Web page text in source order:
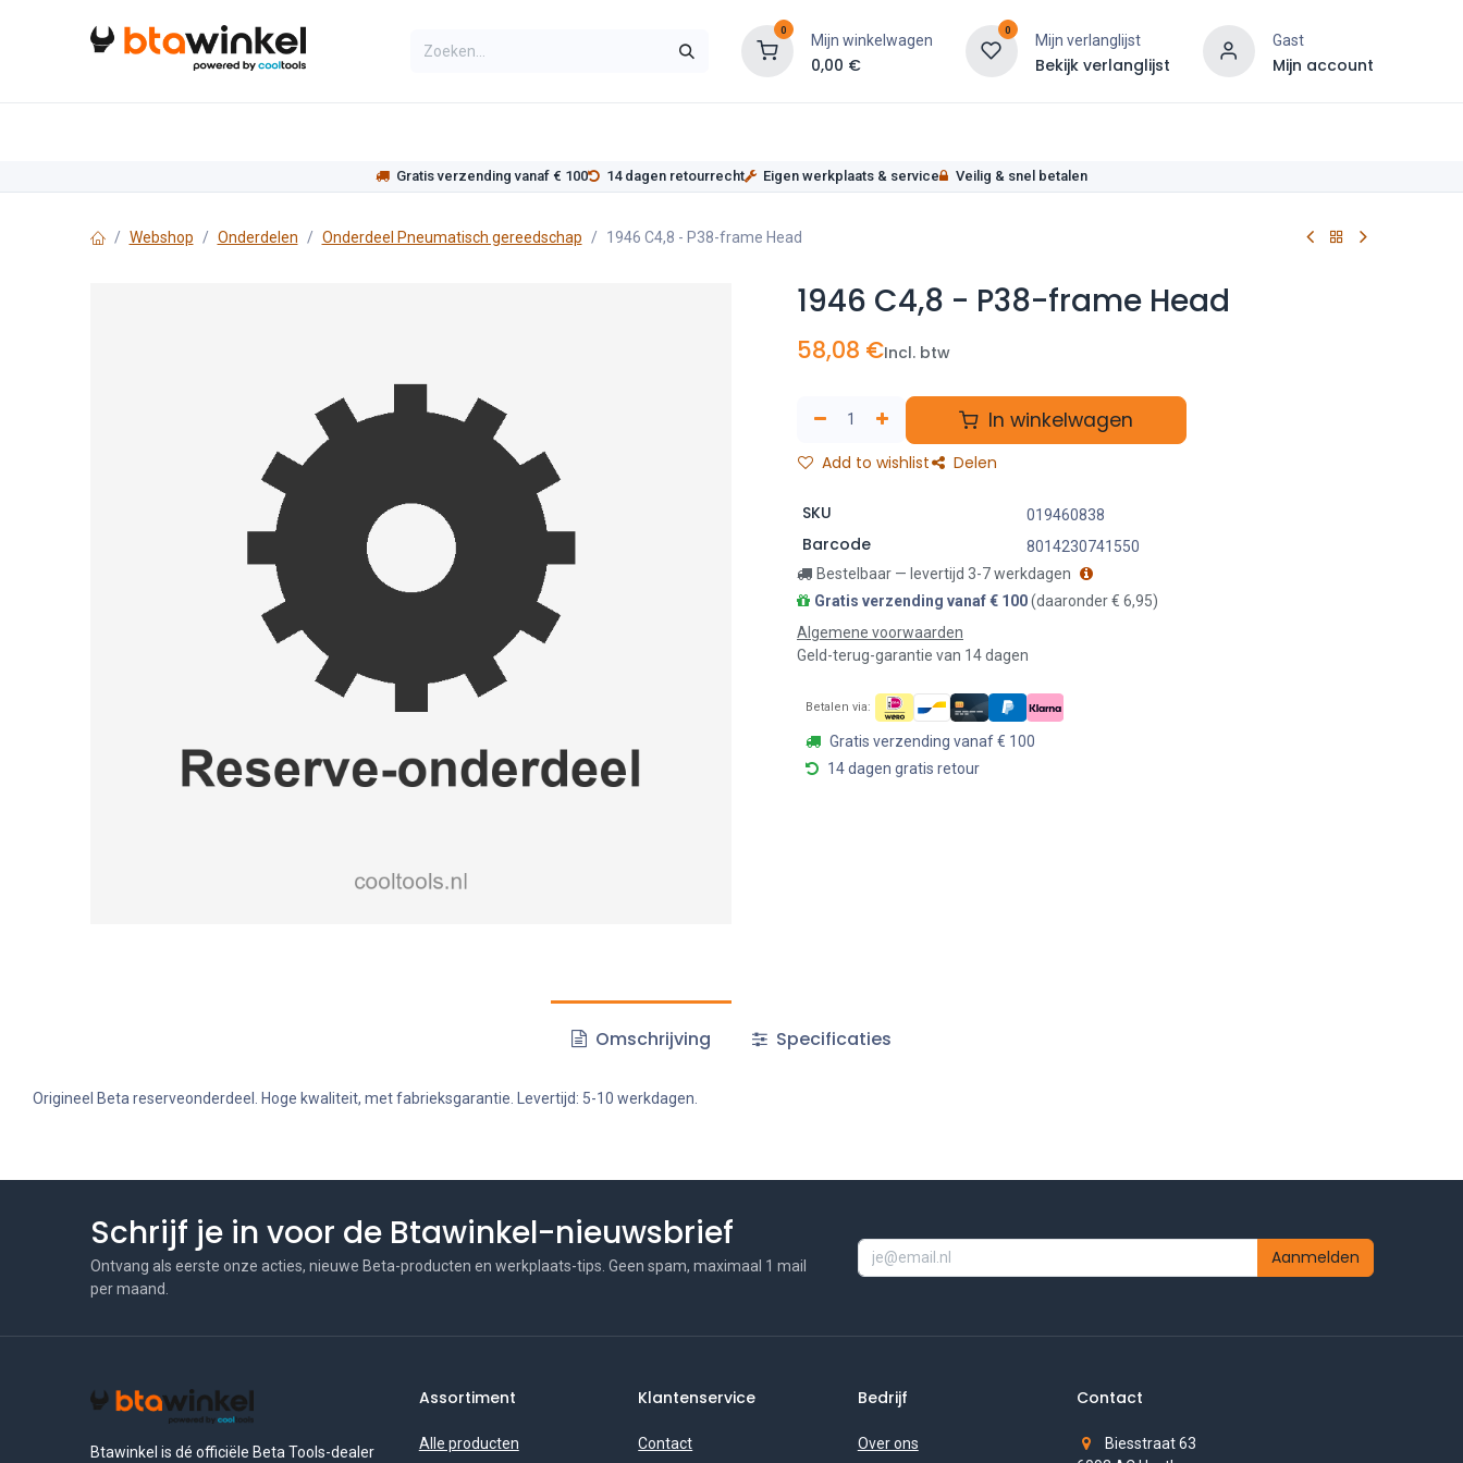
0
Mijn winkelwagen
0,00 €
0
Mijn verlanglijst
Bekijk verlanglijst
Gast
Mijn account
Gratis verzending vanaf € 100 14 dagen retourrecht Eigen werkplaats & service Veilig & snel betalen
Webshop Onderdelen Onderdeel Pneumatisch gereedschap 1946 C4,8 - P38-frame Head
1946 C4,8 - P38-frame Head
58,08 €Incl. btw
In winkelwagen
Add to wishlist Delen
SKU 019460838
Barcode
8014230741550
Bestelbaar — levertijd 3-7 werkdagen
Gratis verzending vanaf € 100(daaronder € 6,95)
Algemene voorwaarden
Geld-terug-garantie van 14 dagen
Betalen via:
Gratis verzending vanaf € 100
14 dagen gratis retour
Omschrijving Specificaties
Origineel Beta reserveonderdeel. Hoge kwaliteit, met fabrieksgarantie. Levertijd: 5-10 werkdagen.
Schrijf je in voor de Btawinkel-nieuwsbrief
Ontvang als eerste onze acties, nieuwe Beta-producten en werkplaats-tips. Geen spam, maximaal 1 mail
per maand.
Aanmelden
Btawinkel is dé officiële Beta Tools-dealer
Assortiment
Alle producten
Klantenservice
Contact
Bedrijf
Over ons
Contact
Biesstraat 63